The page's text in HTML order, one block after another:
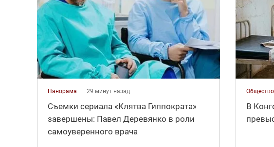
Панорама 29 минут назад
Съемки сериала «Клятва Гиппократа»
завершены: Павел Деревянко в роли
самоуверенного врача
Общество
В